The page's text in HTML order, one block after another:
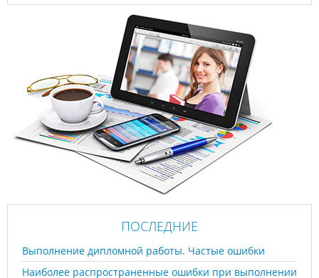
ПОСЛЕДНИЕ
Выполнение дипломной работы. Частые ошибки
Наиболее распространенные ошибки при выполнении